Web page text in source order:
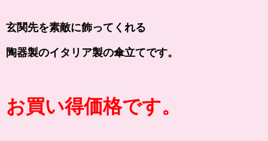
玄関先を素敵に飾ってくれる
陶器製のイタリア製の傘立てです。
お買い得価格です。